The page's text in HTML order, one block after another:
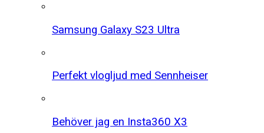
Samsung Galaxy S23 Ultra
Perfekt vlogljud med Sennheiser
Behöver jag en Insta360 X3